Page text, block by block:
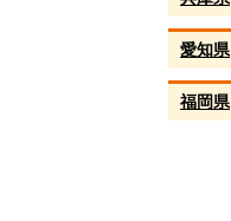
愛知県
福岡県